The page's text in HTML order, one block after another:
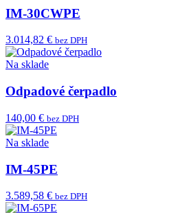
IM-30CWPE
3.014,82 € bez DPH
Na sklade
Odpadové čerpadlo
140,00 € bez DPH
Na sklade
IM-45PE
3.589,58 € bez DPH